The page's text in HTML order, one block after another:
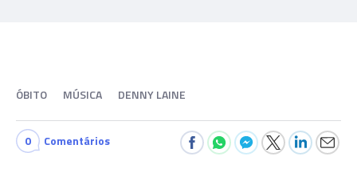
ÓBITO MÚSICA DENNY LAINE
0 Comentários